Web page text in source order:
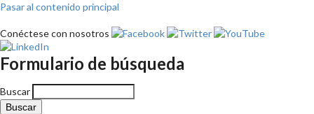
Pasar al contenido principal
Conéctese con nosotros
Formulario de búsqueda
Buscar